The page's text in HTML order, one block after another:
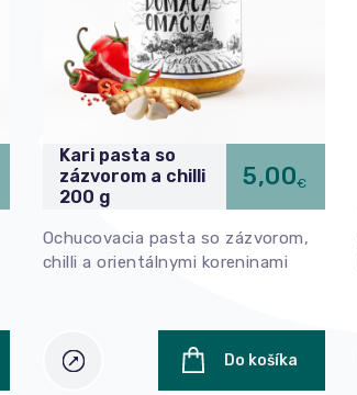
Kari pasta so
zázvorom a chilli
200 g
5,00€
Ochucovacia pasta so zázvorom,
chilli a orientálnymi koreninami
Do košíka